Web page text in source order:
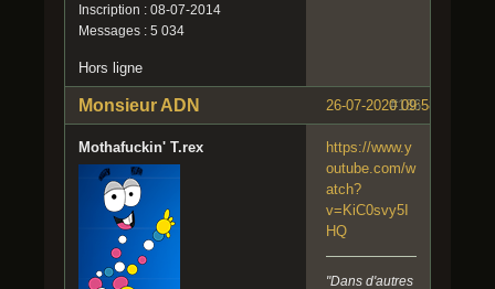
Inscription : 08-07-2014
Messages : 5 034
Hors ligne
#186
26-07-2020 09:58:16
Monsieur ADN
Mothafuckin' T.rex
https://www.y
outube.com/w
atch?
v=KiC0svy5I
HQ
"Dans d'autres